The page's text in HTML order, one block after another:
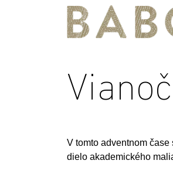
V tomto adventnom
dielo akademického